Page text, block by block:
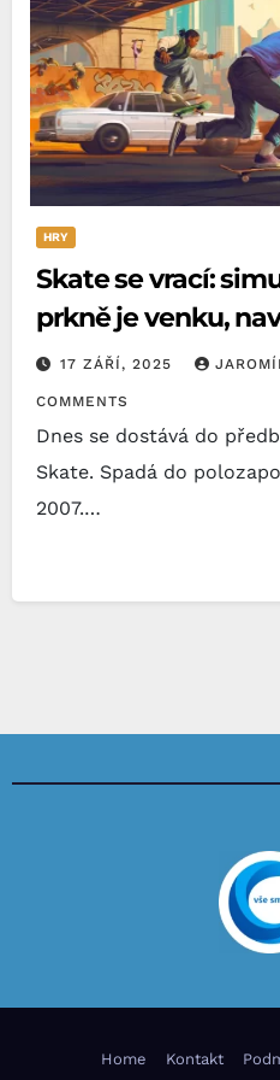
HRY
Skate se vrací:
prkně je venku,
17 ZÁŘÍ, 2025
COMMENTS
Dnes se dostává do
Skate. Spadá do
2007.…
Home Kontakt